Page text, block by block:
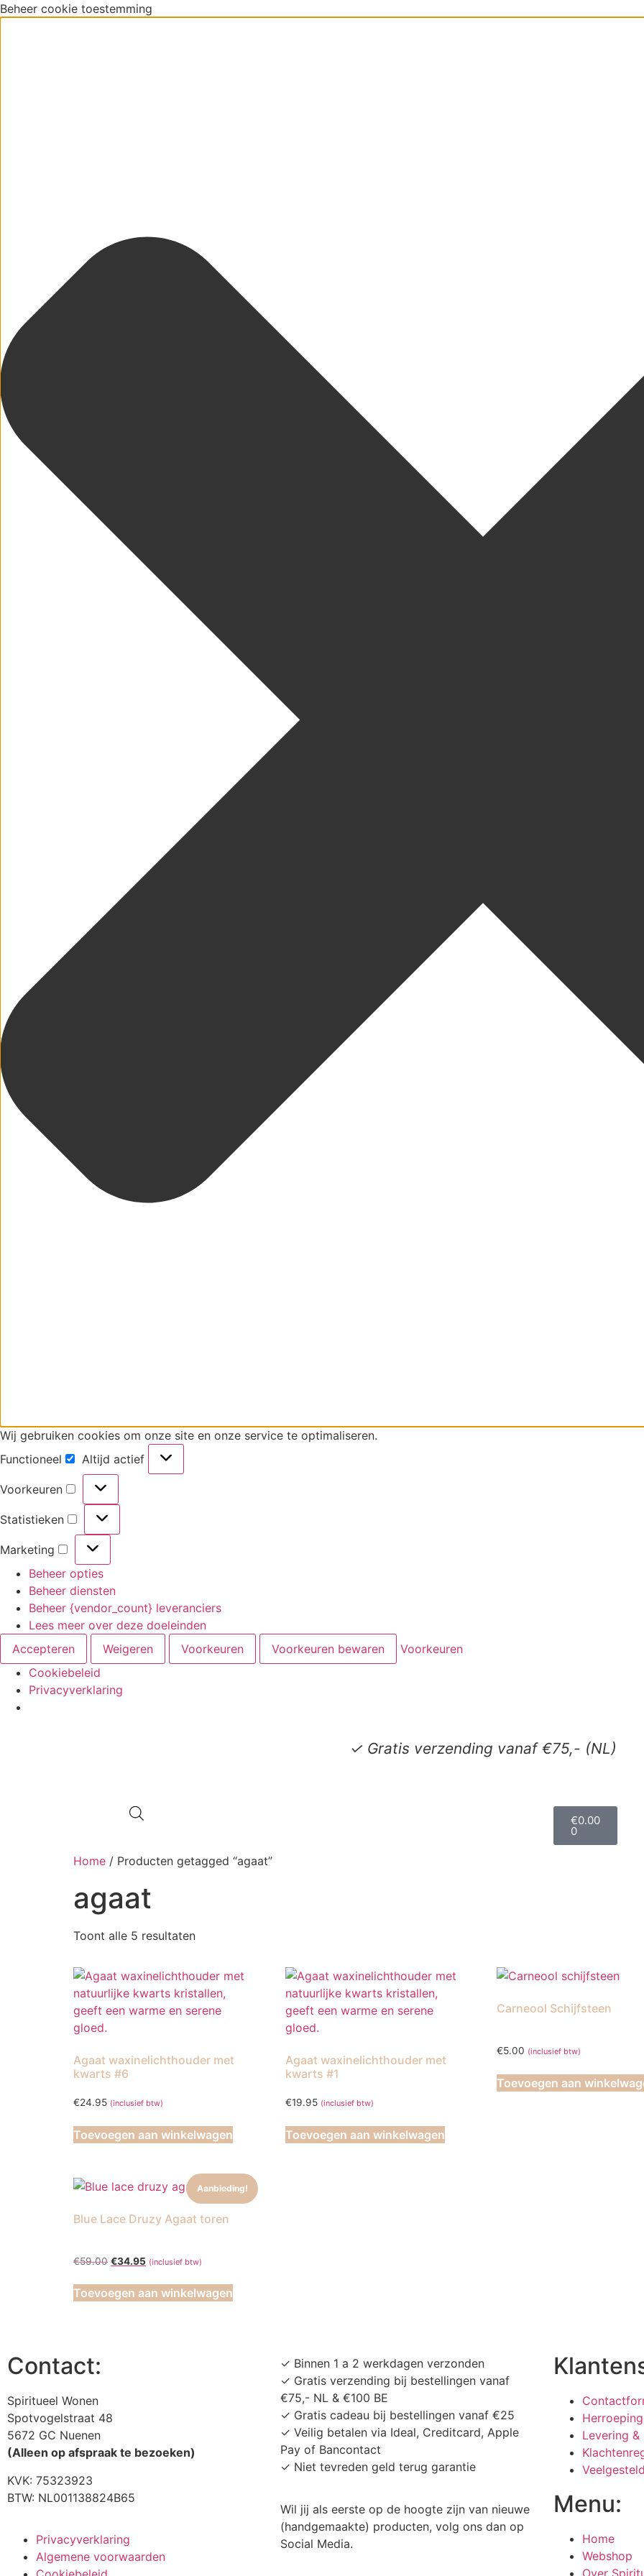
Beheer cookie toestemming
Wij gebruiken cookies om onze site en onze service te optimaliseren.
Functioneel
Altijd actief
Voorkeuren
Statistieken
Marketing
Beheer opties
Beheer diensten
Beheer {vendor_count} leveranciers
Lees meer over deze doeleinden
Accepteren
Weigeren Voorkeuren Voorkeuren bewaren
Voorkeuren
Cookiebeleid
Privacyverklaring
✓ Gratis verzending vanaf €75,- (NL)
€0.00
0
Home / Producten getagged “agaat”
agaat
Toont alle 5 resultaten
Agaat waxinelichthouder met
kwarts #6
€24.95 (inclusief btw)
Toevoegen aan winkelwagen
Agaat waxinelichthouder met
kwarts #1
€19.95 (inclusief btw)
Toevoegen aan winkelwagen
Carneool Schijfsteen
€5.00 (inclusief btw)
Toevoegen aan
Aanbieding!
Blue Lace Druzy Agaat toren
€59.00 €34.95 (inclusief btw)
Toevoegen aan winkelwagen
Contact:
Spiritueel Wonen
Spotvogelstraat 48
5672 GC Nuenen
(Alleen op afspraak te bezoeken)
KVK: 75323923
BTW: NL001138824B65
Privacyverklaring
Algemene voorwaarden
✓ Binnen 1 a 2 werkdagen verzonden
✓ Gratis verzending bij bestellingen vanaf
€75,- NL & €100 BE
✓ Gratis cadeau bij bestellingen vanaf €25
✓ Veilig betalen via Ideal, Creditcard, Apple
Pay of Bancontact
✓ Niet tevreden geld terug garantie
Wil jij als eerste op de hoogte zijn van nieuwe
(handgemaakte) producten, volg ons dan op
Social Media.
Levering
Menu:
Home
Webshop